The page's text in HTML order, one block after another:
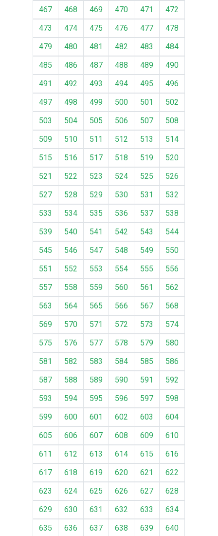
467 468 469 470 471
472
473
474 475 476 477
478
479
480 481 482 483
484
485
486 487 488 489
490
491
492 493 494 495
496
497
498 499 500 501
502
503
504 505 506 507
508
509
510 511 512 513
514
515
516 517 518 519
520
521
522 523 524 525
526
527
528 529 530 531
532
533
534 535 536 537
538
539
540 541 542 543
544
545
546 547 548 549
550
551
552 553 554 555
556
557
558 559 560 561
562
563
564 565 566 567
568
569
570 571 572 573
574
575
576 577 578 579
580
581
582 583 584 585
586
587
588 589 590 591
592
593
594 595 596 597
598
599
600 601 602 603
604
605
606 607 608 609
610
611
612 613 614 615
616
617
618 619 620 621
622
623
624 625 626 627
628
629
630 631 632 633
634
635
636 637 638 639
640